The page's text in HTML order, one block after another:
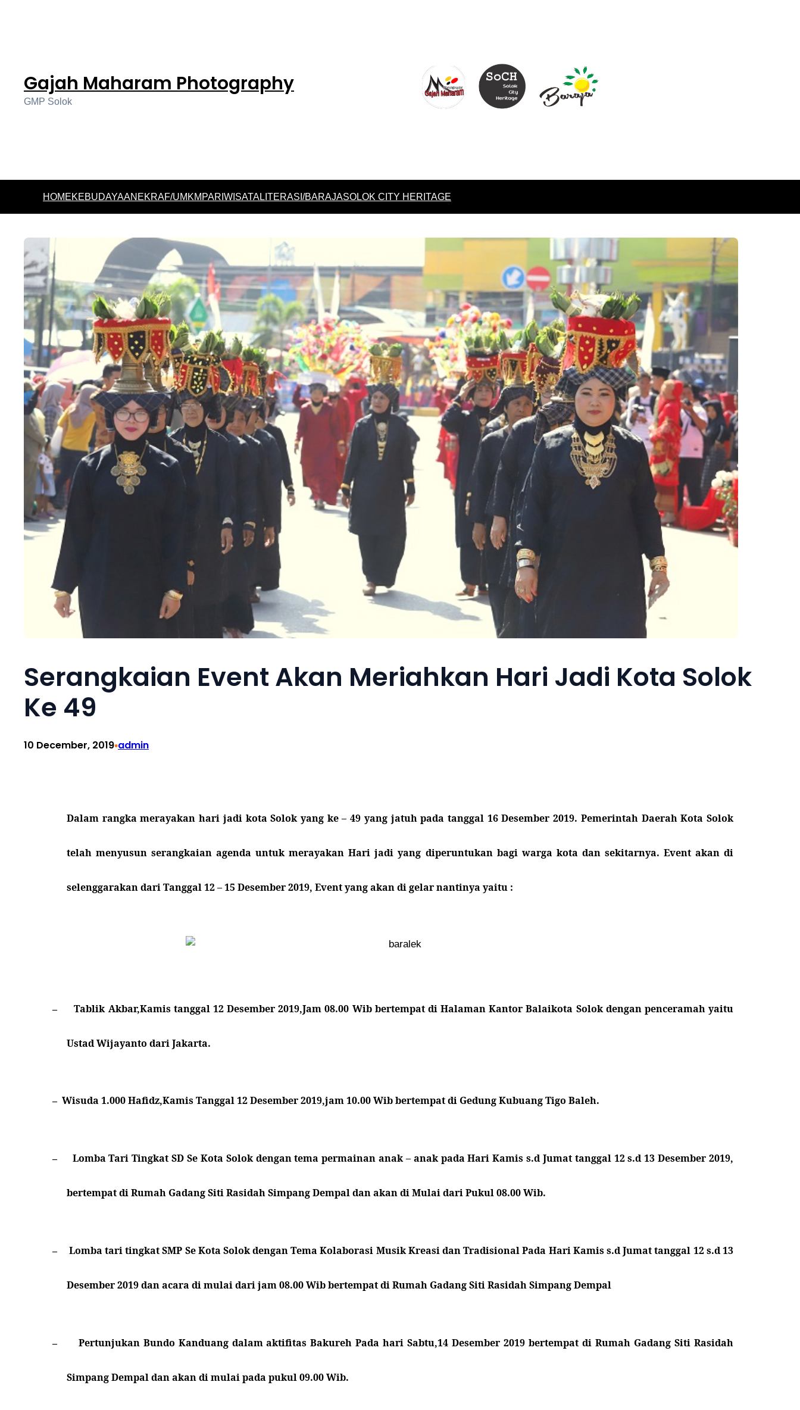
Gajah Maharam Photography
GMP Solok
HOMEKEBUDAYAAN EKRAF/UMKM PARIWISATALITERASI/BARAJASOLOK CITY HERITAGE
Serangkaian Event Akan Meriahkan Hari Jadi Kota Solok
Ke 49
10 December, 2019•admin
Dalam rangka merayakan hari jadi kota Solok yang ke – 49 yang jatuh pada tanggal 16 Desember 2019. Pemerintah Daerah Kota Solok
telah menyusun serangkaian agenda untuk merayakan Hari jadi yang diperuntukan bagi warga kota dan sekitarnya. Event akan di
selenggarakan dari Tanggal 12 – 15 Desember 2019, Event yang akan di gelar nantinya yaitu :
– Tablik Akbar,Kamis tanggal 12 Desember 2019,Jam 08.00 Wib bertempat di Halaman Kantor Balaikota Solok dengan penceramah yaitu
Ustad Wijayanto dari Jakarta.
– Wisuda 1.000 Hafidz,Kamis Tanggal 12 Desember 2019,jam 10.00 Wib bertempat di Gedung Kubuang Tigo Baleh.
– Lomba Tari Tingkat SD Se Kota Solok dengan tema permainan anak – anak pada Hari Kamis s.d Jumat tanggal 12 s.d 13 Desember 2019,
bertempat di Rumah Gadang Siti Rasidah Simpang Dempal dan akan di Mulai dari Pukul 08.00 Wib.
– Lomba tari tingkat SMP Se Kota Solok dengan Tema Kolaborasi Musik Kreasi dan Tradisional Pada Hari Kamis s.d Jumat tanggal 12 s.d 13
Desember 2019 dan acara di mulai dari jam 08.00 Wib bertempat di Rumah Gadang Siti Rasidah Simpang Dempal
– Pertunjukan Bundo Kanduang dalam aktifitas Bakureh Pada hari Sabtu,14 Desember 2019 bertempat di Rumah Gadang Siti Rasidah
Simpang Dempal dan akan di mulai pada pukul 09.00 Wib.